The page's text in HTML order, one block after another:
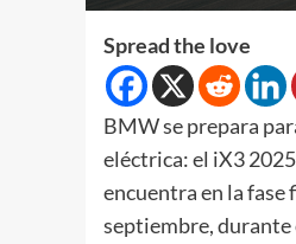
Spread the love
BMW se prepara
eléctrica: el iX3
encuentra en la fase
septiembre, durante